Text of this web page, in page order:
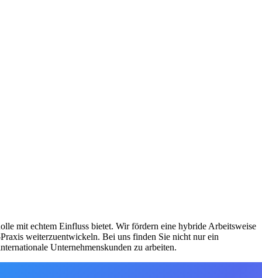
mit echtem Einfluss bietet. Wir fördern eine hybride Arbeitsweise
weiterzuentwickeln. Bei uns finden Sie nicht nur ein
Unternehmenskunden zu arbeiten.